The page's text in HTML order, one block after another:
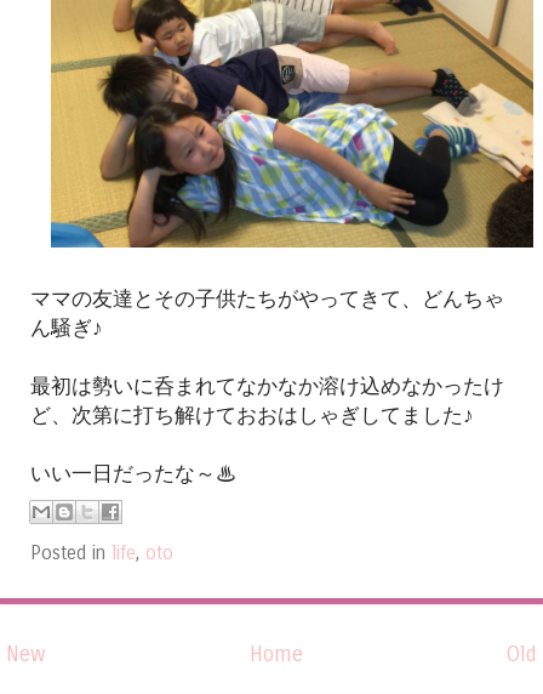
ママの友達とその子供たちがやってきて、どんちゃ
ん騒ぎ♪
最初は勢いに呑まれてなかなか溶け込めなかったけ
ど、次第に打ち解けておおはしゃぎしてました♪
いい一日だったな～♨
Posted in life, oto
New Old
Home